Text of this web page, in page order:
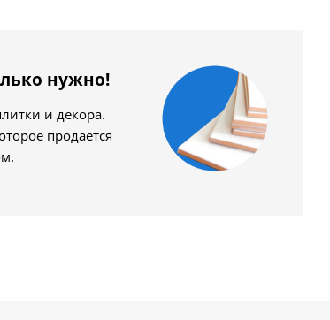
нужно!
и декора.
продается